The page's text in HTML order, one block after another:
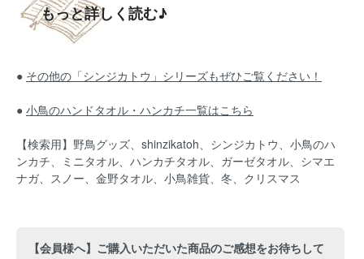
もっと詳しく読む♪
● その他の「シンジカトウ」シリーズもぜひご覧ください！
● 小鳥のハンドタオル・ハンカチ一覧はこちら
【検索用】野鳥グッズ、shinzikatoh、シンジカトウ、小鳥のハ
ンカチ、ミニタオル、ハンカチタオル、 ガーゼタオル、シマエ
ナガ、スノー、金野タオル、小鳥雑貨、冬、クリスマス
【会員様へ】ご購入いただいた商品のご感想をお待ちして